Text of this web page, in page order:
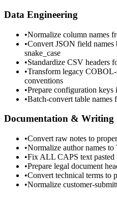
Data Engineering
•Normalize column names
•Convert JSON field names
snake_case
•Standardize CSV headers
•Transform legacy COBOL-
conventions
•Prepare configuration keys
•Batch-convert table names
Documentation & Writing
•Convert raw notes to
•Normalize author names
•Fix ALL CAPS text pasted
•Prepare legal document
•Convert technical terms to
•Normalize customer-